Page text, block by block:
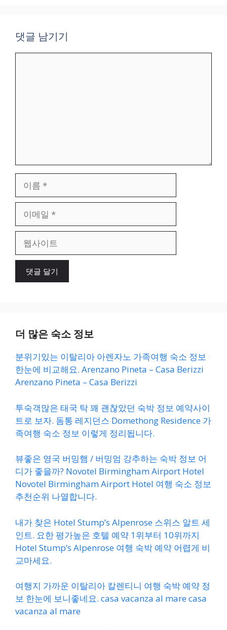
댓글 남기기
일
이
더 많은 숙소 정보
분위기있는 이탈리아 아렌자노 가족여행 숙소 정보
한눈에 비교해요. Arenzano Pineta – Casa Berizzi
Arenzano Pineta – Casa Berizzi
투숙객많은 태국 탁 꽤 괜찮았던 숙박 정보 예약사이
트로 보자. 돔통 레지던스 Domethong Residence 가
족여행 숙소 정보 이렇게 정리됩니다.
뷰좋은 영국 버밍햄 / 버밍엄 강추하는 숙박 정보 어
디가 좋을까? Novotel Birmingham Airport Hotel
Novotel Birmingham Airport Hotel 여행 숙소 정보
추천순위 나열합니다.
내가 찾은 Hotel Stump’s Alpenrose 스위스 알트 세
인트. 요한 평가높은 호텔 예약 1위부터 10위까지
Hotel Stump’s Alpenrose 여행 숙박 예약 어렵게 비
교마세요.
여행지 가까운 이탈리아 칼렌티니 여행 숙박 예약 정
보 한눈에 보니좋네요. casa vacanza al mare casa
vacanza al mare